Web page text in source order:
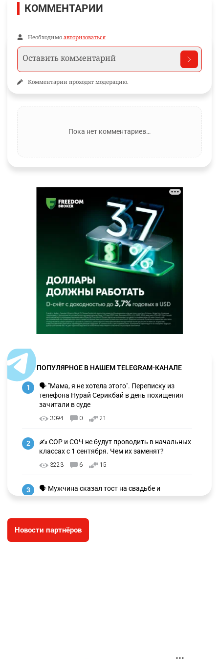
КОММЕНТАРИИ
Необходимо авторизоваться
Комментарии проходят модерацию.
Пока нет комментариев…
ПОПУЛЯРНОЕ В НАШЕМ TELEGRAM-КАНАЛЕ
1
🗣 "Мама, я не хотела этого". Переписку из
телефона Нурай Серикбай в день похищения
зачитали в суде
3094 0 21
2
✍️ СОР и СОЧ не будут проводить в начальных
классах с 1 сентября. Чем их заменят?
3223 6 15
3
🗣 Мужчина сказал тост на свадьбе и
заработал уголовное дело
⚠️ Доброе утро, друзья! Предлагаем обзор
главных новостей за 4 августа
Новости партнёров